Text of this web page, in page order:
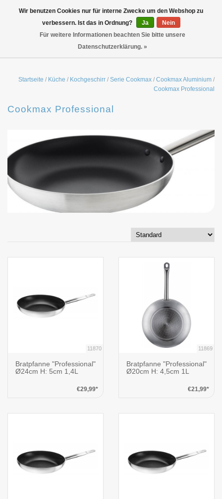
Startseite / Küche / Kochgeschirr / Serie Cookmax / Cookmax Aluminium /
Cookmax Professional
Cookmax Professional
11870
Bratpfanne "Professional"
Ø24cm H: 5cm 1,4L
€29,99*
11869
Bratpfanne "Professional"
Ø20cm H: 4,5cm 1L
€21,99*
Wir benutzen Cookies nur für interne Zwecke um den Webshop zu
verbessern. Ist das in Ordnung?
Ja
Nein
Für weitere Informationen beachten Sie bitte unsere
Datenschutzerklärung. »